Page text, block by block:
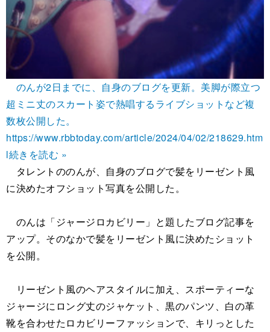
のんが2日までに、自身のブログを更新。美脚が際立つ
超ミニ丈のスカート姿で熱唱するライブショットなど複
数枚公開した。
https://www.rbbtoday.com/article/2024/04/02/218629.htm
l続きを読む »
タレントののんが、自身のブログで髪をリーゼント風
に決めたオフショット写真を公開した。
のんは「ジャージロカビリー」と題したブログ記事を
アップ。そのなかで髪をリーゼント風に決めたショット
を公開。
リーゼント風のヘアスタイルに加え、スポーティーな
ジャージにロング丈のジャケット、黒のパンツ、白の革
靴を合わせたロカビリーファッションで、キリっとした